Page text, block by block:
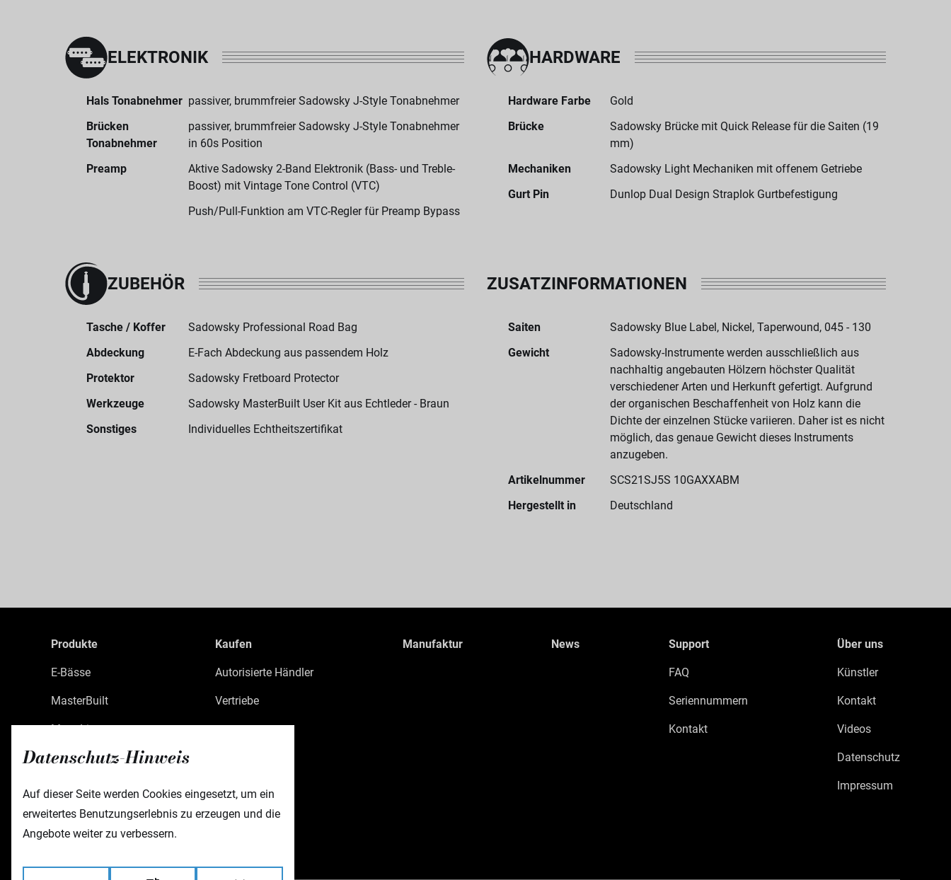
Datenschutz-Hinweis
Auf dieser Seite werden Cookies eingesetzt, um ein
erweitertes Benutzungserlebnis zu erzeugen und die
Angebote weiter zu verbessern.
ELEKTRONIK
Hals Tonabnehmer passiver, brummfreier Sadowsky J-Style Tonabnehmer
Brücken
Tonabnehmer
passiver, brummfreier Sadowsky J-Style Tonabnehmer
in 60s Position
Preamp
Aktive Sadowsky 2-Band Elektronik (Bass- und Treble-
Boost) mit Vintage Tone Control (VTC)
Push/Pull-Funktion am VTC-Regler für Preamp Bypass
HARDWARE
Hardware Farbe
Gold
Brücke
Sadowsky Brücke mit Quick Release für die Saiten (19
mm)
Mechaniken
Sadowsky Light Mechaniken mit offenem Getriebe
Gurt Pin
Dunlop Dual Design Straplok Gurtbefestigung
ZUBEHÖR
Tasche / Koffer
Sadowsky Professional Road Bag
Abdeckung
E-Fach Abdeckung aus passendem Holz
Protektor
Sadowsky Fretboard Protector
Werkzeuge
Sadowsky MasterBuilt User Kit aus Echtleder - Braun
Sonstiges
Individuelles Echtheitszertifikat
ZUSATZINFORMATIONEN
Saiten
Sadowsky Blue Label, Nickel, Taperwound, 045 - 130
Gewicht
Sadowsky-Instrumente werden ausschließlich aus
nachhaltig angebauten Hölzern höchster Qualität
verschiedener Arten und Herkunft gefertigt. Aufgrund
der organischen Beschaffenheit von Holz kann die
Dichte der einzelnen Stücke variieren. Daher ist es nicht
möglich, das genaue Gewicht dieses Instruments
anzugeben.
Artikelnummer
SCS21SJ5S 10GAXXABM
Hergestellt in
Deutschland
Produkte
E-Bässe
MasterBuilt
MetroLine
MetroExpress
Custom Shop
Zubehör
Kaufen
Autorisierte Händler
Vertriebe
Manufaktur News Support
FAQ
Seriennummern
Kontakt
Über uns
Künstler
Kontakt
Videos
Datenschutz
Impressum